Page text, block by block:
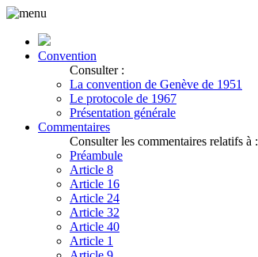
Convention
Consulter :
La convention de Genève de 1951
Le protocole de 1967
Présentation générale
Commentaires
Consulter les commentaires relatifs à :
Préambule
Article 8
Article 16
Article 24
Article 32
Article 40
Article 1